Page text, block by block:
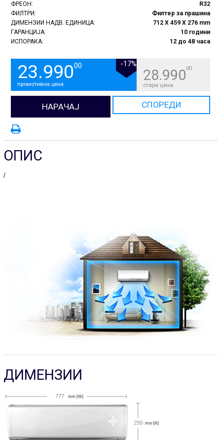
ФРЕОН:
R32
ФИЛТРИ:
Филтер за прашина
ДИМЕНЗИИ НАДВ. ЕДИНИЦА:
712 X 459 X 276 mm
ГАРАНЦИЈА:
10 години
ИСПОРАКА:
12 до 48 часа
23.99000 -17%
промотивна цена
28.99000
стара цена
НАРАЧАЈ СПОРЕДИ
ОПИС
/
ДИМЕНЗИИ
777
250